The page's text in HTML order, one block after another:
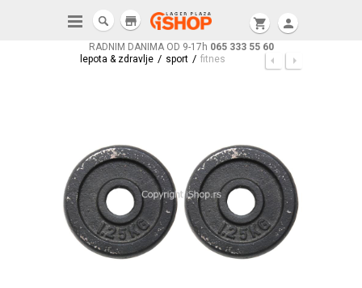
RADNIM DANIMA OD 9-17h 065 333 55 60
shopping_cart person
store
lepota & zdravlje / sport / fitnes